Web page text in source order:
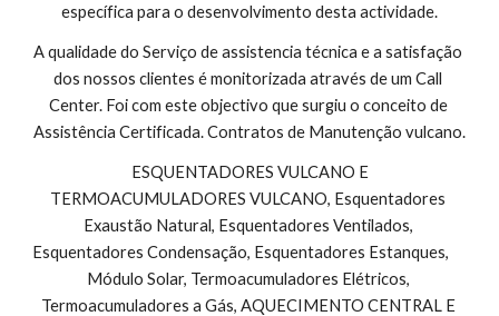
específica para o desenvolvimento desta actividade.
A qualidade do Serviço de assistencia técnica e a satisfação
dos nossos clientes é monitorizada através de um Call
Center. Foi com este objectivo que surgiu o conceito de
Assistência Certificada. Contratos de Manutenção vulcano.
TERMOACUMULADORES VULCANO, Esquentadores
Exaustão Natural, Esquentadores Ventilados,
Esquentadores Condensação, Esquentadores Estanques,
Módulo Solar, Termoacumuladores Elétricos,
Termoacumuladores a Gás, AQUECIMENTO CENTRAL E